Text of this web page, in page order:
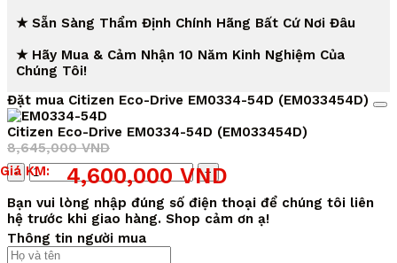
★ Sẵn Sàng Thẩm Định Chính Hãng Bất Cứ Nơi Đâu
★ Hãy Mua & Cảm Nhận 10 Năm Kinh Nghiệm Của
Chúng Tôi!
Đặt mua Citizen Eco-Drive EM0334-54D (EM033454D)
Citizen Eco-Drive EM0334-54D (EM033454D)
8,645,000VND
Giá
gốc
là:
8,645,000 VND.
4,600,000VND
Giá
hiện
tại
là:
4,600,000 VND.
Giá KM:
Số
lượng
Bạn vui lòng nhập đúng số điện thoại để chúng tôi liên
hệ trước khi giao hàng. Shop cảm ơn ạ!
Thông tin người mua